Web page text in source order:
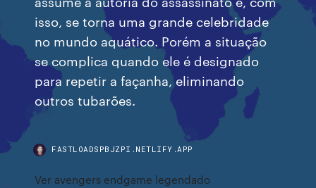
isso, se torna uma grande celebridade
no mundo aquático. Porém a situação
se complica quando ele é designado
para repetir a façanha, eliminando
outros tubarões.
FASTLOADSPBJZPI.NETLIFY.APP
Ver avengers endgame legendado